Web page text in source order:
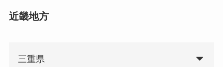
近畿地方
三重県